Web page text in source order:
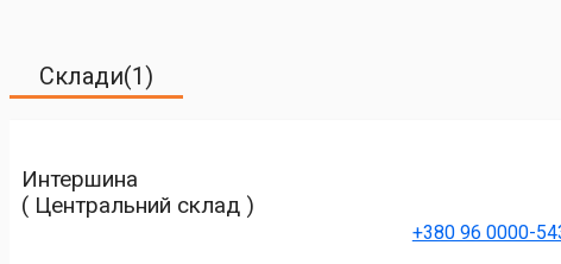
Склади(1)
Интершина
( Центральний склад )
+380 96 0000-